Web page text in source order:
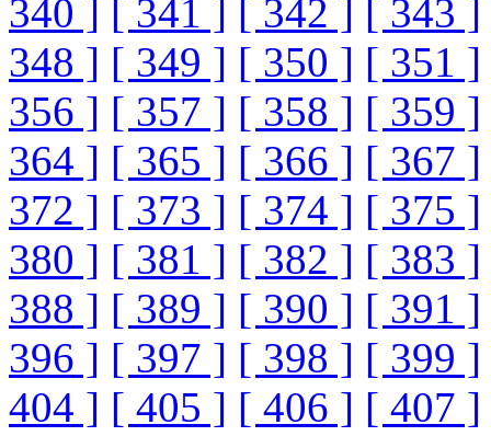
340 ] [ 341 ] [ 342 ] [ 343 ]
348 ] [ 349 ] [ 350 ] [ 351 ]
356 ] [ 357 ] [ 358 ] [ 359 ]
364 ] [ 365 ] [ 366 ] [ 367 ]
372 ] [ 373 ] [ 374 ] [ 375 ]
380 ] [ 381 ] [ 382 ] [ 383 ]
388 ] [ 389 ] [ 390 ] [ 391 ]
396 ] [ 397 ] [ 398 ] [ 399 ]
404 ] [ 405 ] [ 406 ] [ 407 ]